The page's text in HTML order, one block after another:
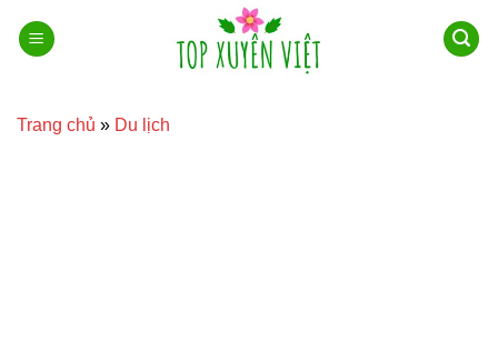
qua
Trang chủ » Du lịch